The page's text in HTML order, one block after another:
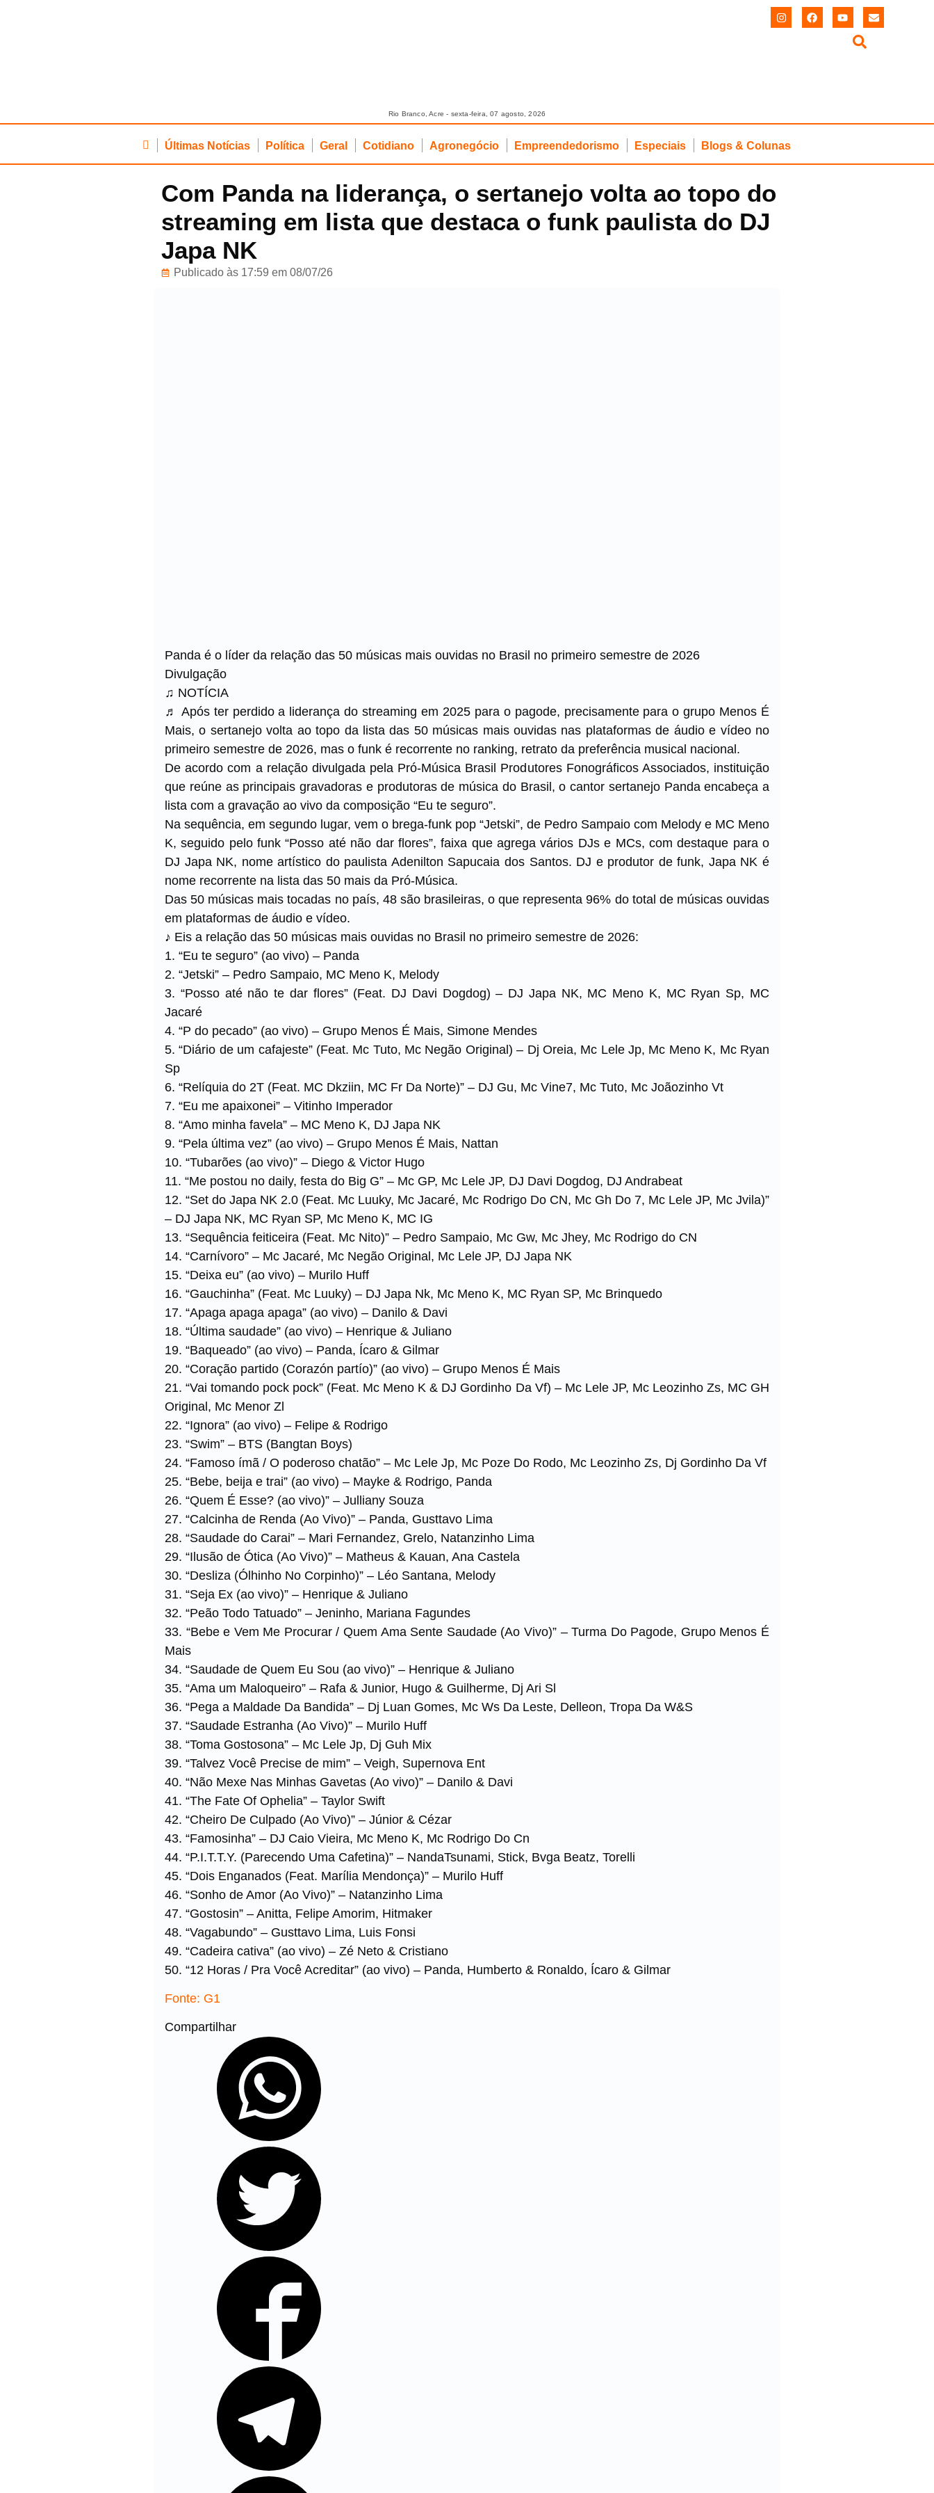
Rio Branco, Acre - sexta-feira, 07 agosto, 2026
Últimas Notícias Política Geral Cotidiano Agronegócio Empreendedorismo Especiais Blogs & Colunas
Com Panda na liderança, o sertanejo volta ao topo do
streaming em lista que destaca o funk paulista do DJ
Japa NK
Publicado às 17:59 em 08/07/26
Panda é o líder da relação das 50 músicas mais ouvidas no Brasil no primeiro semestre de 2026
Divulgação
♫ NOTÍCIA
♬ Após ter perdido a liderança do streaming em 2025 para o pagode, precisamente para o grupo Menos É
Mais, o sertanejo volta ao topo da lista das 50 músicas mais ouvidas nas plataformas de áudio e vídeo no
primeiro semestre de 2026, mas o funk é recorrente no ranking, retrato da preferência musical nacional.
De acordo com a relação divulgada pela Pró-Música Brasil Produtores Fonográficos Associados, instituição
que reúne as principais gravadoras e produtoras de música do Brasil, o cantor sertanejo Panda encabeça a
lista com a gravação ao vivo da composição “Eu te seguro”.
Na sequência, em segundo lugar, vem o brega-funk pop “Jetski”, de Pedro Sampaio com Melody e MC Meno
K, seguido pelo funk “Posso até não dar flores”, faixa que agrega vários DJs e MCs, com destaque para o
DJ Japa NK, nome artístico do paulista Adenilton Sapucaia dos Santos. DJ e produtor de funk, Japa NK é
nome recorrente na lista das 50 mais da Pró-Música.
Das 50 músicas mais tocadas no país, 48 são brasileiras, o que representa 96% do total de músicas ouvidas
em plataformas de áudio e vídeo.
♪ Eis a relação das 50 músicas mais ouvidas no Brasil no primeiro semestre de 2026:
1. “Eu te seguro” (ao vivo) – Panda
2. “Jetski” – Pedro Sampaio, MC Meno K, Melody
3. “Posso até não te dar flores” (Feat. DJ Davi Dogdog) – DJ Japa NK, MC Meno K, MC Ryan Sp, MC
Jacaré
4. “P do pecado” (ao vivo) – Grupo Menos É Mais, Simone Mendes
5. “Diário de um cafajeste” (Feat. Mc Tuto, Mc Negão Original) – Dj Oreia, Mc Lele Jp, Mc Meno K, Mc Ryan
Sp
6. “Relíquia do 2T (Feat. MC Dkziin, MC Fr Da Norte)” – DJ Gu, Mc Vine7, Mc Tuto, Mc Joãozinho Vt
7. “Eu me apaixonei” – Vitinho Imperador
8. “Amo minha favela” – MC Meno K, DJ Japa NK
9. “Pela última vez” (ao vivo) – Grupo Menos É Mais, Nattan
10. “Tubarões (ao vivo)” – Diego & Victor Hugo
11. “Me postou no daily, festa do Big G” – Mc GP, Mc Lele JP, DJ Davi Dogdog, DJ Andrabeat
12. “Set do Japa NK 2.0 (Feat. Mc Luuky, Mc Jacaré, Mc Rodrigo Do CN, Mc Gh Do 7, Mc Lele JP, Mc Jvila)”
– DJ Japa NK, MC Ryan SP, Mc Meno K, MC IG
13. “Sequência feiticeira (Feat. Mc Nito)” – Pedro Sampaio, Mc Gw, Mc Jhey, Mc Rodrigo do CN
14. “Carnívoro” – Mc Jacaré, Mc Negão Original, Mc Lele JP, DJ Japa NK
15. “Deixa eu” (ao vivo) – Murilo Huff
16. “Gauchinha” (Feat. Mc Luuky) – DJ Japa Nk, Mc Meno K, MC Ryan SP, Mc Brinquedo
17. “Apaga apaga apaga” (ao vivo) – Danilo & Davi
18. “Última saudade” (ao vivo) – Henrique & Juliano
19. “Baqueado” (ao vivo) – Panda, Ícaro & Gilmar
20. “Coração partido (Corazón partío)” (ao vivo) – Grupo Menos É Mais
21. “Vai tomando pock pock” (Feat. Mc Meno K & DJ Gordinho Da Vf) – Mc Lele JP, Mc Leozinho Zs, MC GH
Original, Mc Menor Zl
22. “Ignora” (ao vivo) – Felipe & Rodrigo
23. “Swim” – BTS (Bangtan Boys)
24. “Famoso ímã / O poderoso chatão” – Mc Lele Jp, Mc Poze Do Rodo, Mc Leozinho Zs, Dj Gordinho Da Vf
25. “Bebe, beija e trai” (ao vivo) – Mayke & Rodrigo, Panda
26. “Quem É Esse? (ao vivo)” – Julliany Souza
27. “Calcinha de Renda (Ao Vivo)” – Panda, Gusttavo Lima
28. “Saudade do Carai” – Mari Fernandez, Grelo, Natanzinho Lima
29. “Ilusão de Ótica (Ao Vivo)” – Matheus & Kauan, Ana Castela
30. “Desliza (Ólhinho No Corpinho)” – Léo Santana, Melody
31. “Seja Ex (ao vivo)” – Henrique & Juliano
32. “Peão Todo Tatuado” – Jeninho, Mariana Fagundes
33. “Bebe e Vem Me Procurar / Quem Ama Sente Saudade (Ao Vivo)” – Turma Do Pagode, Grupo Menos É
Mais
34. “Saudade de Quem Eu Sou (ao vivo)” – Henrique & Juliano
35. “Ama um Maloqueiro” – Rafa & Junior, Hugo & Guilherme, Dj Ari Sl
36. “Pega a Maldade Da Bandida” – Dj Luan Gomes, Mc Ws Da Leste, Delleon, Tropa Da W&S
37. “Saudade Estranha (Ao Vivo)” – Murilo Huff
38. “Toma Gostosona” – Mc Lele Jp, Dj Guh Mix
39. “Talvez Você Precise de mim” – Veigh, Supernova Ent
40. “Não Mexe Nas Minhas Gavetas (Ao vivo)” – Danilo & Davi
41. “The Fate Of Ophelia” – Taylor Swift
42. “Cheiro De Culpado (Ao Vivo)” – Júnior & Cézar
43. “Famosinha” – DJ Caio Vieira, Mc Meno K, Mc Rodrigo Do Cn
44. “P.I.T.T.Y. (Parecendo Uma Cafetina)” – NandaTsunami, Stick, Bvga Beatz, Torelli
45. “Dois Enganados (Feat. Marília Mendonça)” – Murilo Huff
46. “Sonho de Amor (Ao Vivo)” – Natanzinho Lima
47. “Gostosin” – Anitta, Felipe Amorim, Hitmaker
48. “Vagabundo” – Gusttavo Lima, Luis Fonsi
49. “Cadeira cativa” (ao vivo) – Zé Neto & Cristiano
50. “12 Horas / Pra Você Acreditar” (ao vivo) – Panda, Humberto & Ronaldo, Ícaro & Gilmar
Fonte: G1
Compartilhar